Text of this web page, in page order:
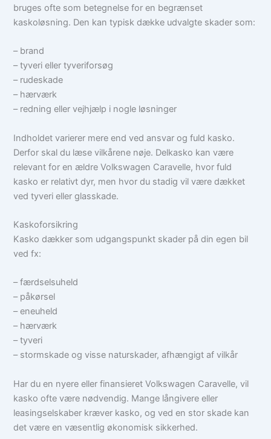
bruges ofte som betegnelse for en begrænset
kaskoløsning. Den kan typisk dække udvalgte skader som:
– brand
– tyveri eller tyveriforsøg
– rudeskade
– hærværk
– redning eller vejhjælp i nogle løsninger
Indholdet varierer mere end ved ansvar og fuld kasko.
Derfor skal du læse vilkårene nøje. Delkasko kan være
relevant for en ældre Volkswagen Caravelle, hvor fuld
kasko er relativt dyr, men hvor du stadig vil være dækket
ved tyveri eller glasskade.
Kaskoforsikring
Kasko dækker som udgangspunkt skader på din egen bil
ved fx:
– færdselsuheld
– påkørsel
– eneuheld
– hærværk
– tyveri
– stormskade og visse naturskader, afhængigt af vilkår
Har du en nyere eller finansieret Volkswagen Caravelle, vil
kasko ofte være nødvendig. Mange långivere eller
leasingselskaber kræver kasko, og ved en stor skade kan
det være en væsentlig økonomisk sikkerhed.